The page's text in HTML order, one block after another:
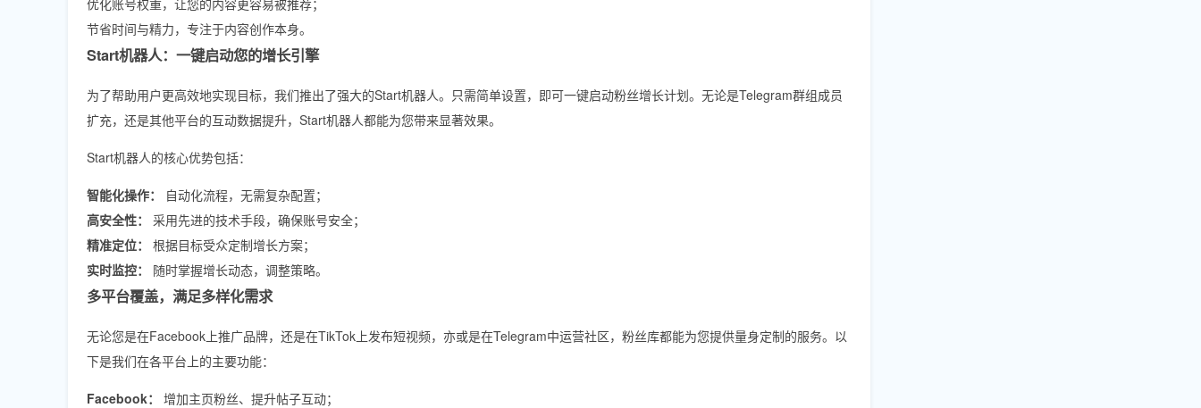
节省时间与精力，专注于内容创作本身。
Start机器人：一键启动您的增长引擎
为了帮助用户更高效地实现目标，我们推出了强大的Start机器人。只需简单设置，即可一键启动粉丝增长计划。无论是Telegram群组成员
扩充，还是其他平台的互动数据提升，Start机器人都能为您带来显著效果。
Start机器人的核心优势包括：
智能化操作：
自动化流程，无需复杂配置；
高安全性：
采用先进的技术手段，确保账号安全；
精准定位：
根据目标受众定制增长方案；
实时监控：
随时掌握增长动态，调整策略。
多平台覆盖，满足多样化需求
无论您是在Facebook上推广品牌，还是在TikTok上发布短视频，亦或是在Telegram中运营社区，粉丝库都能为您提供量身定制的服务。以
下是我们在各平台上的主要功能：
Facebook：
增加主页粉丝、提升帖子互动；